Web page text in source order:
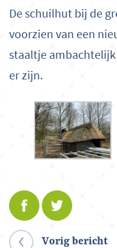
De schuilhut bij de
voorzien van een
staaltje
er zijn.
Vorig bericht